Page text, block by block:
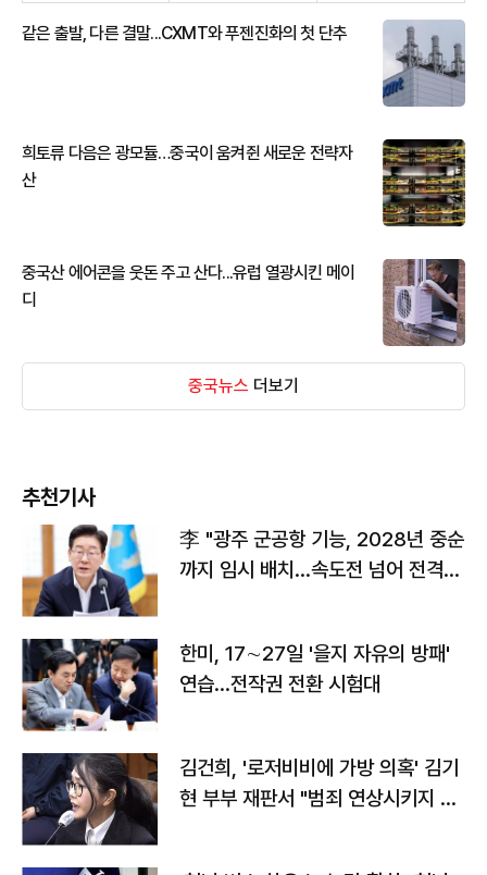
같은 출발, 다른 결말...CXMT와 푸젠진화의 첫 단추
희토류 다음은 광모듈…중국이 움켜쥔 새로운 전략자
산
중국산 에어콘을 웃돈 주고 산다...유럽 열광시킨 메이
디
중국뉴스 더보기
추천기사
李 "광주 군공항 기능, 2028년 중순
까지 임시 배치…속도전 넘어 전격
한미, 17∼27일 '을지 자유의 방패'
연습…전작권 전환 시험대
김건희, '로저비비에 가방 의혹' 김기
현 부부 재판서 "범죄 연상시키지 말